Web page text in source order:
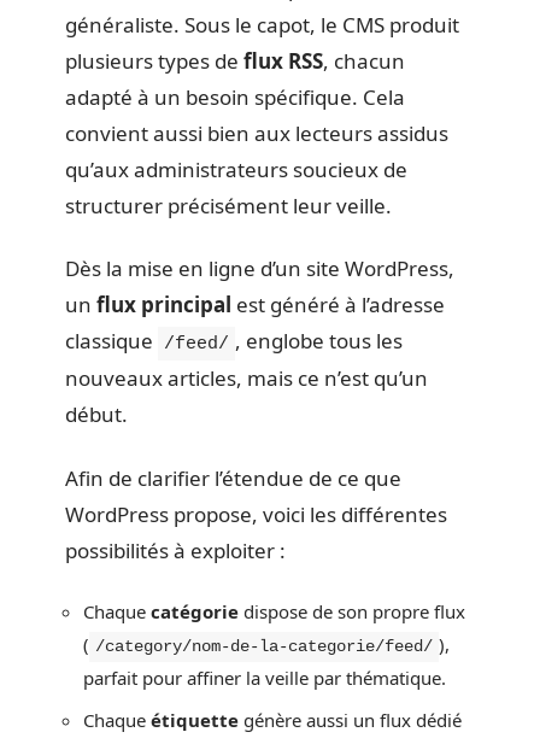
généraliste. Sous le capot, le CMS produit
plusieurs types de flux RSS, chacun
adapté à un besoin spécifique. Cela
convient aussi bien aux lecteurs assidus
qu’aux administrateurs soucieux de
structurer précisément leur veille.
Dès la mise en ligne d’un site WordPress,
un flux principal est généré à l’adresse
classique
/feed/ , englobe tous les
nouveaux articles, mais ce n’est qu’un
début.
Afin de clarifier l’étendue de ce que
WordPress propose, voici les différentes
possibilités à exploiter :
Chaque catégorie dispose de son propre flux
( /category/nom-de-la-categorie/feed/ ),
parfait pour affiner la veille par thématique.
Chaque étiquette génère aussi un flux dédié